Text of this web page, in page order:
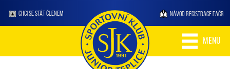
CHCI SE STÁT ČLENEM NÁVOD REGISTRACE FAČR
MENU